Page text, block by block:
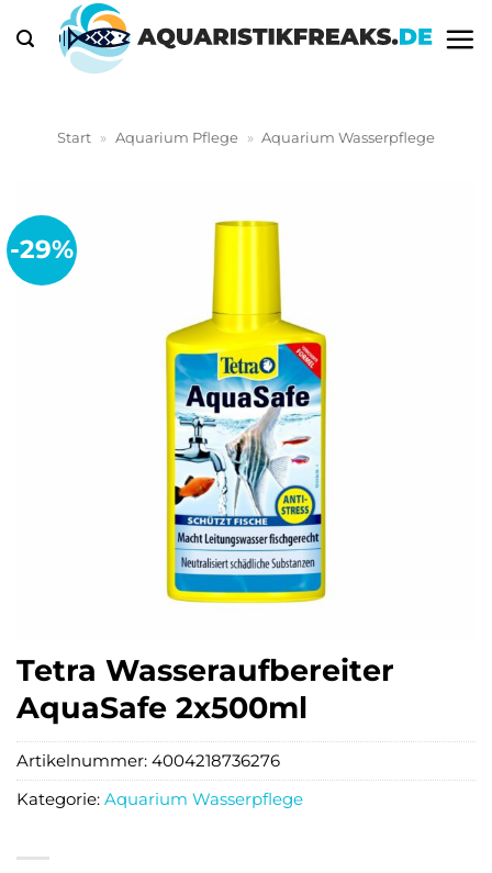
Inhalt
springen
Start » Aquarium Pflege » Aquarium Wasserpflege
-29%
Tetra Wasseraufbereiter
AquaSafe 2x500ml
Artikelnummer: 4004218736276
Kategorie: Aquarium Wasserpflege